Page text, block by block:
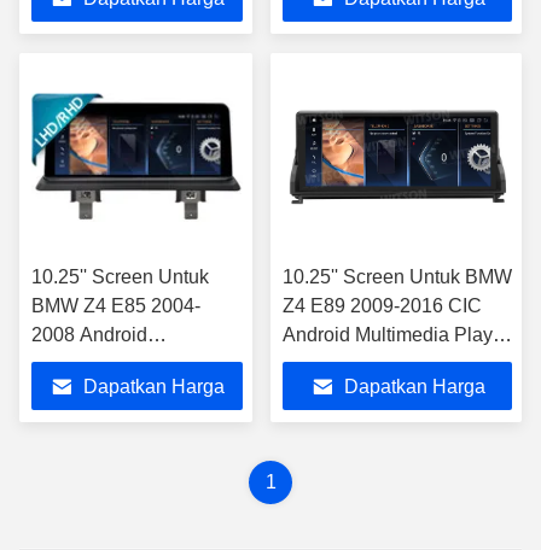
Wireless Bluetooth &
HD Radio
10.25'' Screen Untuk
BMW Z4 E85 2004-
2008 Android
Multimedia Player
Dapatkan Harga
10.25'' Screen Untuk BMW
Z4 E89 2009-2016 CIC
Android Multimedia Player
Wireless Bluetooth & HD
Radio
Dapatkan Harga
1